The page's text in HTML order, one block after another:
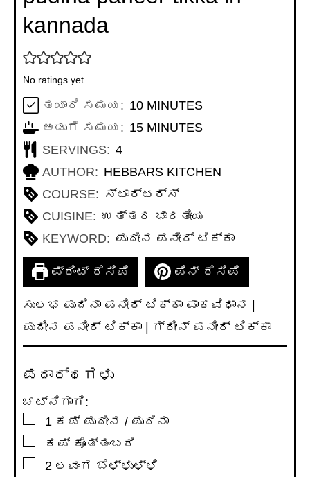
kannada
No ratings yet
ತಯಾರಿ ಸಮಯ: 10MINUTES
MINUTES
ಅಡುಗೆ ಸಮಯ: 15MINUTES
MINUTES
SERVINGS: 4
AUTHOR: HEBBARS KITCHEN
COURSE: ಸ್ಟಾರ್ಟರ್ಸ್
CUISINE: ಉತ್ತರ ಭಾರತೀಯ
KEYWORD: ಪುದೀನ ಪನೀರ್ ಟಿಕ್ಕಾ
ಪ್ರಿಂಟ್ ರೆಸಿಪಿ ಪಿನ್ ರೆಸಿಪಿ
ಸುಲಭ ಪುದಿನಾ ಪನೀರ್ ಟಿಕ್ಕಾ ಪಾಕವಿಧಾನ |
ಪುದೀನ ಪನೀರ್ ಟಿಕ್ಕಾ | ಗ್ರೀನ್ ಪನೀರ್ ಟಿಕ್ಕಾ
ಪದಾರ್ಥಗಳು
ಚಟ್ನಿಗಾಗಿ:
▢1 ಕಪ್ ಪುದೀನ / ಪುದಿನಾ
ಕಪ್ ಕೊತ್ತಂಬರಿ
▢2 ಲವಂಗ ಬೆಳ್ಳುಳ್ಳಿ